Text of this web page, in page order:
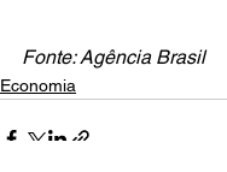
Fonte: Agência Brasil
Economia